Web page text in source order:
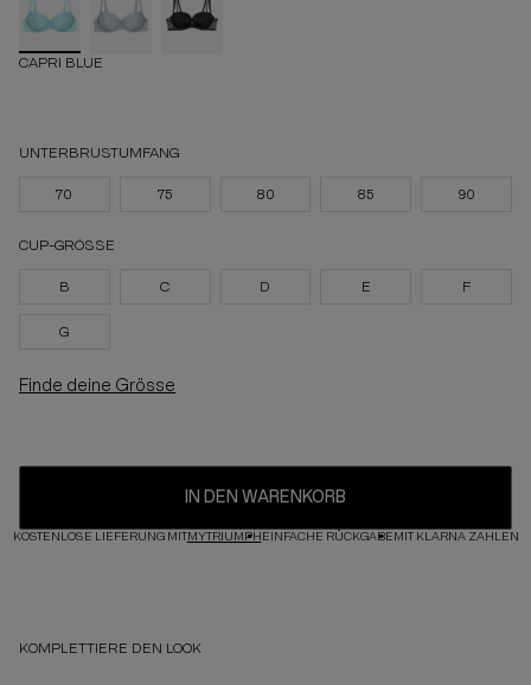
CAPRI BLUE
UNTERBRUSTUMFANG
70 75 80 85 90
CUP-GRÖSSE
B C D E F
G
Finde deine Grösse
IN DEN WARENKORB
KOSTENLOSE LIEFERUNG MITMYTRIUMPHEINFACHE RÜCKGABEMIT KLARNA ZAHLEN
KOMPLETTIERE DEN LOOK